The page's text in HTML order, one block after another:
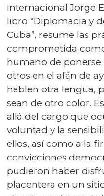
internacional Jorge
libro “Diplomacia y
Cuba”, resume las
comprometida
humano de ponerse
otros en el afán de
hablen otra lengua,
sean de otro color.
allá del cargo que
voluntad y la
ellos, así como a la
convicciones
pudieron haber
placentera en un